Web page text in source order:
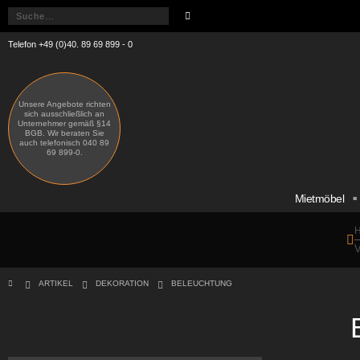
Telefon +49 (0)40. 89 69 899 - 0
Mietmöbel
Unsere Angebote richten
sich ausschließlich an
Unternehmer gemäß §14
BGB. Wir beraten Sie
auch telefonisch 040 89
69 899-0.
ARTIKEL DEKORATION BELEUCHTUNG